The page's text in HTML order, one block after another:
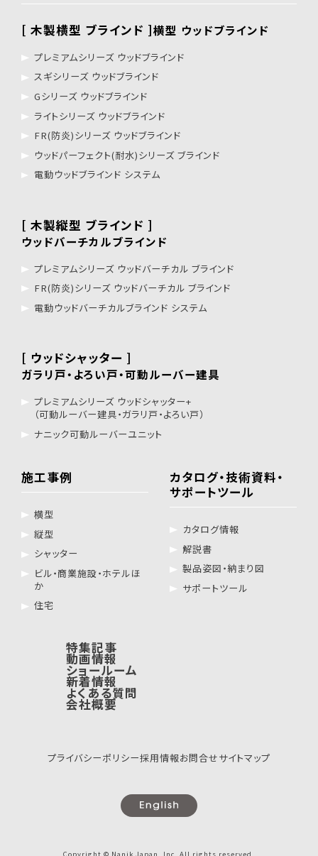
[ 木製横型 ブラインド ]横型 ウッドブラインド
プレミアムシリーズ ウッドブラインド
スギシリーズ ウッドブラインド
Gシリーズ ウッドブラインド
ライトシリーズ ウッドブラインド
FR(防炎)シリーズ ウッドブラインド
ウッドパーフェクト(耐水)シリーズ ブラインド
電動ウッドブラインド システム
[ 木製縦型 ブラインド ]
ウッドバーチカルブラインド
プレミアムシリーズ ウッドバーチカル ブラインド
FR(防炎)シリーズ ウッドバーチカル ブラインド
電動ウッドバーチカルブラインド システム
[ ウッドシャッター ]
ガラリ戸・よろい戸・可動ルーバー建具
プレミアムシリーズ ウッドシャッター+
（可動ルーバー建具・ガラリ戸・よろい戸）
ナニック可動ルーバーユニット
施工事例
横型
縦型
シャッター
ビル・商業施設・ホテルほ
か
住宅
カタログ・技術資料・
サポートツール
カタログ情報
解説書
製品姿図・納まり図
サポートツール
特集記事
動画情報
ショールーム
新着情報
よくある質問
会社概要
プライバシーポリシー採用情報お問合せサイトマップ
Copyright © Nanik Japan, Inc. All rights reserved.